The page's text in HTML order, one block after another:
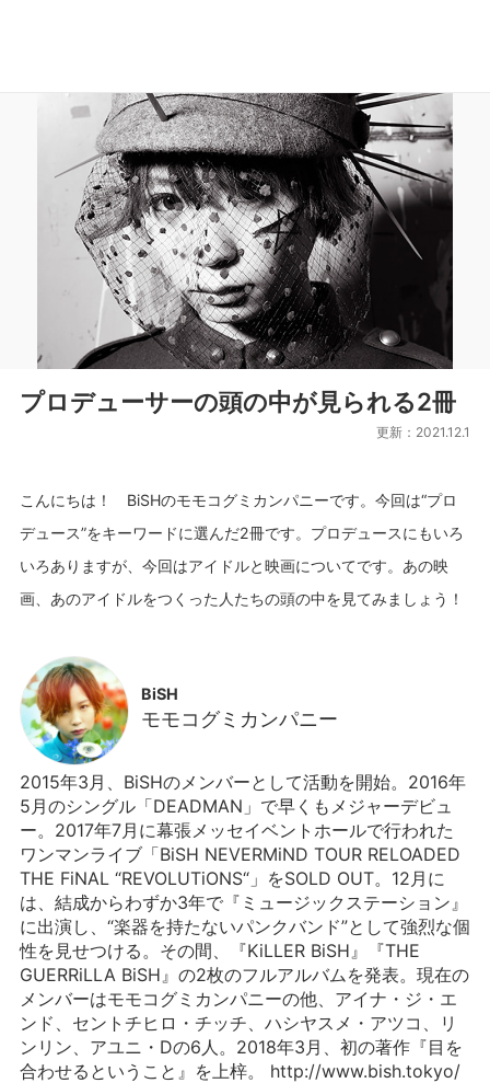
プロデューサーの頭の中が見られる2冊
更新：2021.12.1
こんにちは！ BiSHのモモコグミカンパニーです。今回は“プロ
デュース”をキーワードに選んだ2冊です。プロデュースにもいろ
いろありますが、今回はアイドルと映画についてです。あの映
BiSH
モモコグミカンパニー
2015年3月、BiSHのメンバーとして活動を開始。2016年
5月のシングル「DEADMAN」で早くもメジャーデビュ
ー。2017年7月に幕張メッセイベントホールで行われた
ワンマンライブ「BiSH NEVERMiND TOUR RELOADED
THE FiNAL “REVOLUTiONS“」をSOLD OUT。12月に
は、結成からわずか3年で『ミュージックステーション』
に出演し、“楽器を持たないパンクバンド”として強烈な個
性を見せつける。その間、『KiLLER BiSH』『THE
GUERRiLLA BiSH』の2枚のフルアルバムを発表。現在の
メンバーはモモコグミカンパニーの他、アイナ・ジ・エ
ンド、セントチヒロ・チッチ、ハシヤスメ・アツコ、リ
ンリン、アユニ・Dの6人。2018年3月、初の著作『目を
合わせるということ』を上梓。 http://www.bish.tokyo/